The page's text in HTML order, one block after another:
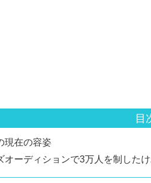
目
現在の容姿
オーディションで3万人を制した